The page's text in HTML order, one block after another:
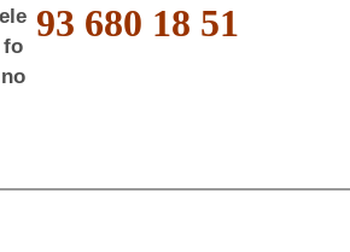
93 680 18 51